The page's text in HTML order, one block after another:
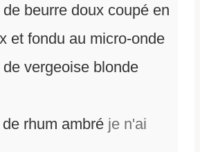
de beurre doux coupé en
et fondu au micro-onde
de vergeoise blonde
de rhum ambré je n'ai